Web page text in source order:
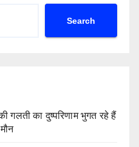
Search
गलती का दुष्परिणाम भुगत रहे हैं